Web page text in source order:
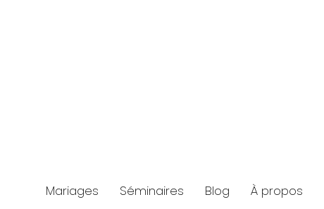
Mariages Séminaires Blog À propos